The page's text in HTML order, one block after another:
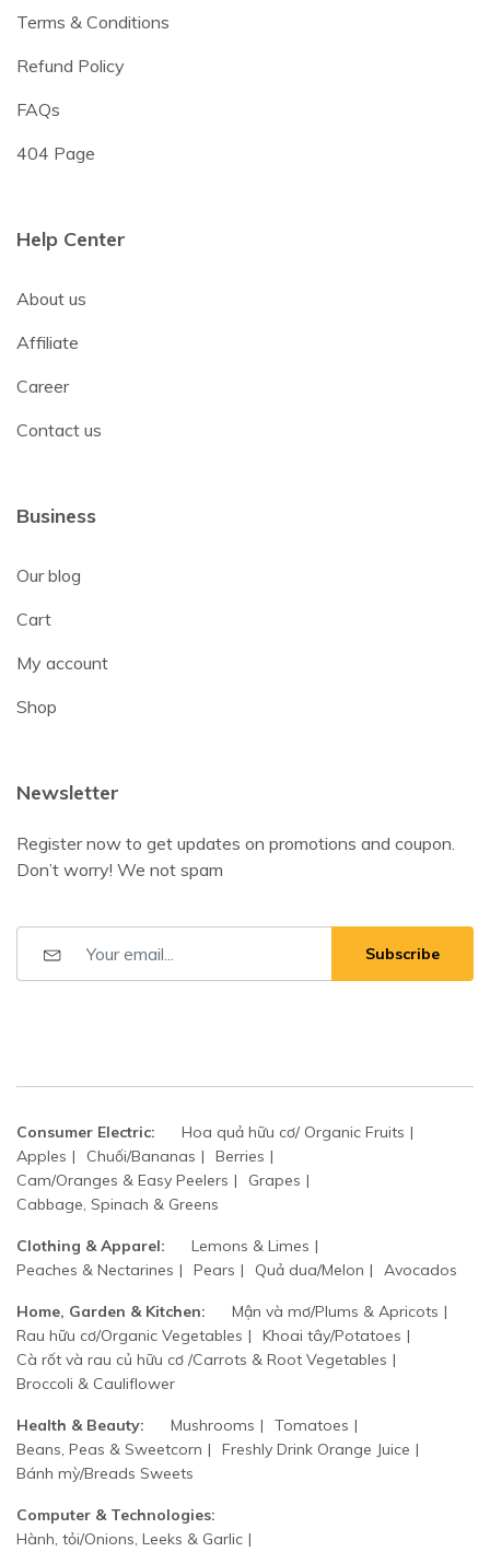
Terms & Conditions
Refund Policy
FAQs
404 Page
Help Center
About us
Affiliate
Career
Contact us
Business
Our blog
Cart
My account
Shop
Newsletter
Register now to get updates on promotions and coupon.
Don’t worry! We not spam
Subscribe
Consumer Electric:
Hoa quả hữu cơ/ Organic Fruits
Apples
Chuối/Bananas
Berries
Cam/Oranges & Easy Peelers
Grapes
Cabbage, Spinach & Greens
Clothing & Apparel:
Lemons & Limes
Peaches & Nectarines
Pears Quả dua/Melon Avocados
Home, Garden & Kitchen:
Mận và mơ/Plums & Apricots
Rau hữu cơ/Organic Vegetables
Khoai tây/Potatoes
Cà rốt và rau củ hữu cơ /Carrots & Root Vegetables
Broccoli & Cauliflower
Health & Beauty: Mushrooms
Tomatoes
Beans, Peas & Sweetcorn
Freshly Drink Orange Juice
Bánh mỳ/Breads Sweets
Computer & Technologies:
Hành, tỏi/Onions, Leeks & Garlic